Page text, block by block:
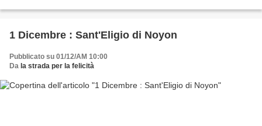
1 Dicembre : Sant'Eligio di Noyon
Pubblicato su 01/12/AM 10:00
Da la strada per la felicità